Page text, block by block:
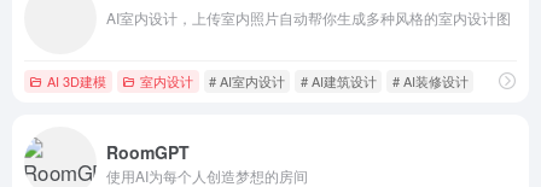
AI室内设计，上传室内照片自动帮你生成多种风格的室内设计图
AI 3D建模 室内设计 # AI室内设计 # AI建筑设计 # AI装修设计
RoomGPT
使用AI为每个人创造梦想的房间